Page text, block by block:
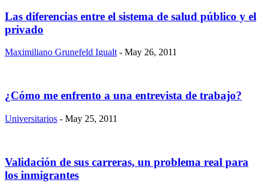
Las diferencias entre el sistema de salud público y el
privado
Maximiliano Grunefeld Igualt - May 26, 2011
¿Cómo me enfrento a una entrevista de trabajo?
Universitarios - May 25, 2011
Validación de sus carreras, un problema real para
los inmigrantes